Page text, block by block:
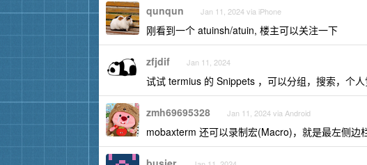
qunqun Jan 11, 2024 via iPhone
刚看到一个 atuinsh/atuin, 楼主可以关注一下
zfjdif Jan 11, 2024
试试 termius 的 Snippets ，可以分组，搜索，个
zmh69695328 Jan 11, 2024 via Android
mobaxterm 还可以录制宏(Macro)，就是最左侧